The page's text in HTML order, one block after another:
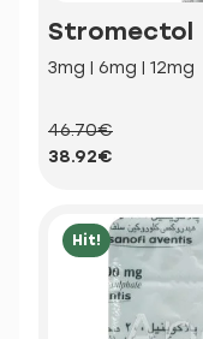
Stromectol
3mg | 6mg | 12mg
46.70€
38.92€
Hit!